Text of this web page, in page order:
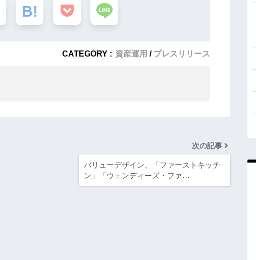
CATEGORY : 資産運用 プレスリリース
次の記事
バリューデザイン、「ファーストキッチ
ン」「ウェンディーズ・ファ…